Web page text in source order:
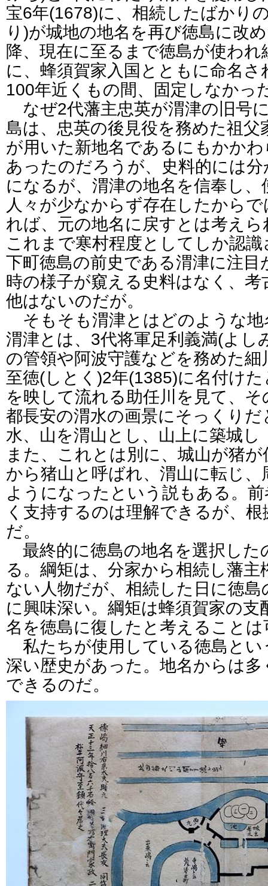
宝6年(1678)に、相続したばかり
り)が城地の地名を再び徳島に改
降、現在に至るまで徳島が使わ
に、蜂須賀家入国とともに命名
100年近くもの間、固定しなかっ
なぜ2代藩主忠英が渭津の旧号
島は、忠英の後見役を務めた祖父
が用いた新地名であるにもかか
あったのだろうが、史料的には
になるが、渭津の地名を信奉し
人々が少なからず存在したから
れば、元の地名に戻すとは考え
これまで寒村程度としてしか認
下町徳島の前史である渭津に注
時の様子が窺える史料はなく、
他はないのだが。
そもそも渭津とはどのような
渭津とは、3代将軍足利義満(よし
の管領や阿波守護などを務めた
至徳(しとく)2年(1385)に名付け
を映して流れる助任川を見て、
都長安の渭水の画景にそっくり
水、山を渭山とし、山上に築城し
また、これとは別に、城山が猪
から猪山と呼ばれ、渭山に転じ
ようになったという説もある。
く支持するのは理解できるが、
だ。
最終的に徳島の地名を選択した
る。綱矩は、分家から相続し藩
ない人物だが、相続した日に徳
に興味深い。綱矩は蜂須賀家の
名を徳島に復したと考えること
私たちが使用している徳島とい
深い歴史があった。地名からは
できるのだ。